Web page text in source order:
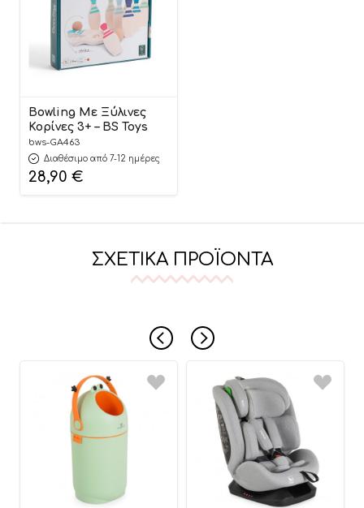
Bowling Με Ξύλινες
Κορίνες 3+ – BS Toys
bws-GA463
Διαθέσιμο από 7-12 ημέρες
28,90 €
ΣΧΕΤΙΚΆ ΠΡΟΪΌΝΤΑ